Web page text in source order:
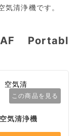
気清浄機です。
Portabl
この商品を見る
清浄機